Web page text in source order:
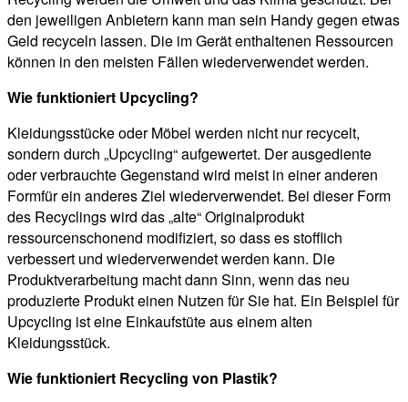
den jeweiligen Anbietern kann man sein Handy gegen etwas
Geld recyceln lassen. Die im Gerät enthaltenen Ressourcen
können in den meisten Fällen wiederverwendet werden.
Wie funktioniert Upcycling?
Kleidungsstücke oder Möbel werden nicht nur recycelt,
sondern durch „Upcycling“ aufgewertet. Der ausgediente
oder verbrauchte Gegenstand wird meist in einer anderen
Formfür ein anderes Ziel wiederverwendet. Bei dieser Form
des Recyclings wird das „alte“ Originalprodukt
ressourcenschonend modifiziert, so dass es stofflich
verbessert und wiederverwendet werden kann. Die
Produktverarbeitung macht dann Sinn, wenn das neu
produzierte Produkt einen Nutzen für Sie hat. Ein Beispiel für
Upcycling ist eine Einkaufstüte aus einem alten
Kleidungsstück.
Wie funktioniert Recycling von Plastik?